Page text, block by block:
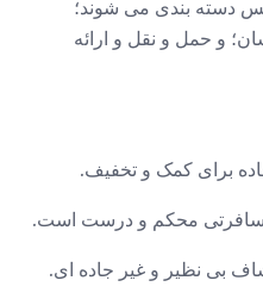
دسته بندی می شوند؛
و حمل و نقل و ارائه